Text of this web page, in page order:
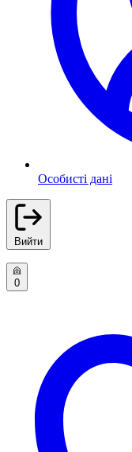
Особисті дані
Вийти
0